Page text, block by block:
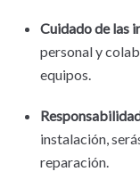
Cuidado de las
personal y
equipos.
instalación,
reparación.